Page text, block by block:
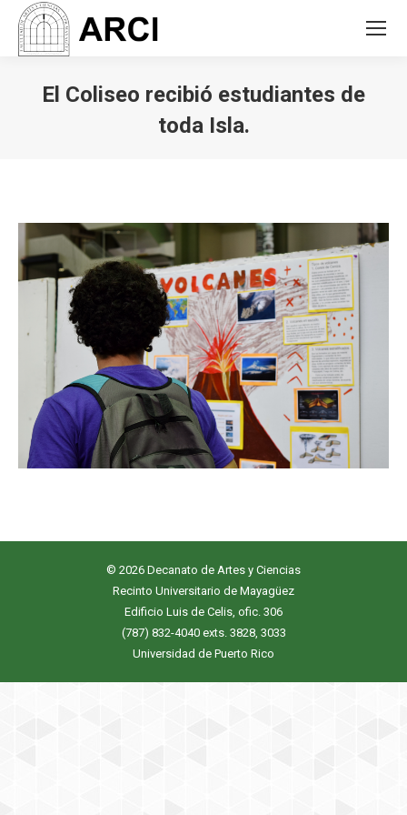
El Coliseo recibió estudiantes de
toda Isla.
© 2026 Decanato de Artes y Ciencias
Recinto Universitario de Mayagüez
Edificio Luis de Celis, ofic. 306
(787) 832-4040 exts. 3828, 3033
Universidad de Puerto Rico